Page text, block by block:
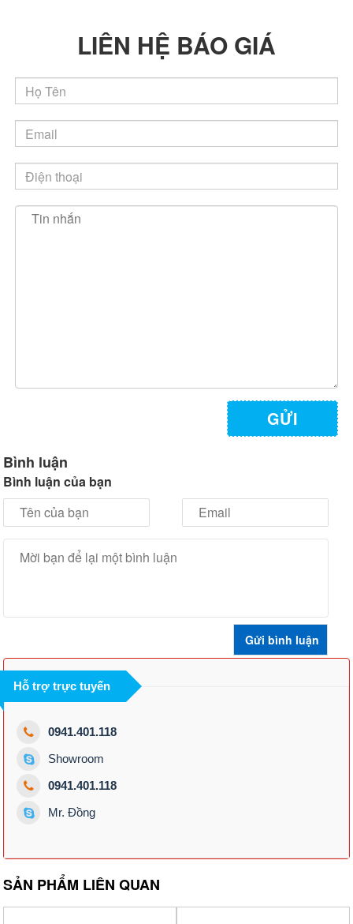
LIÊN HỆ BÁO GIÁ
GỬI
Bình luận
Bình luận của bạn
Hỗ trợ trực tuyến
0941.401.118
Showroom
0941.401.118
Mr. Đồng
SẢN PHẨM LIÊN QUAN